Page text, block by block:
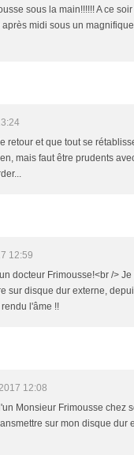
sous la main!!!!!! A ce
midi sous un
retour et que tout se
mais faut être prudents
12:59
docteur Frimousse!<br /> Je
sur disque dur externe,
l'âme !!
12:08
Monsieur Frimousse chez
sur mon disque dur